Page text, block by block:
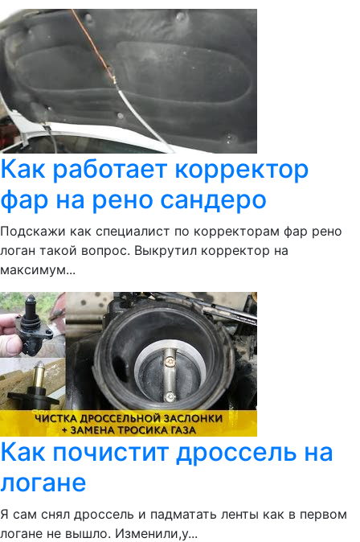
Как работает корректор
фар на рено сандеро
Подскажи как специалист по корректорам фар рено
логан такой вопрос. Выкрутил корректор на
максимум...
Как почистит дроссель на
логане
Я сам снял дроссель и падматать ленты как в первом
логане не вышло. Изменили,у...